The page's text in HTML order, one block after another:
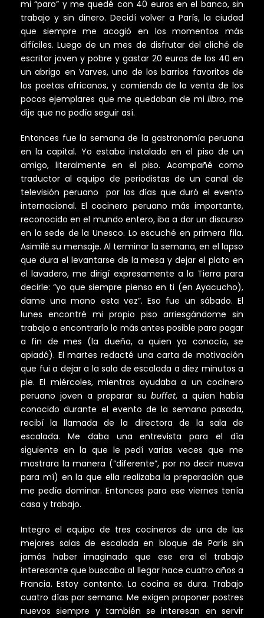
mi “paro” y me quedé con 40 euros en el banco, sin
trabajo y sin dinero. Decidí volver a París, la ciudad
que siempre me acogió en los momentos más
difíciles. Luego de un mes de disfrutar del cliché de
escritor joven y pobre y gastar 20 euros de los 40 en
un abrigo en Varves, uno de los barrios favoritos de
los poetas africanos, y comiendo de la venta de los
pocos ejemplares que me quedaban de mi libro, me
dije que no podía seguir así.
Entonces fue la semana de la gastronomía peruana
en la capital. Yo estaba instalado en el piso de un
amigo, literalmente en el piso. Acompañé como
traductor al equipo de periodistas de un canal de
televisión peruano por los días que duró el evento
internacional. El cocinero peruano más importante,
reconocido en el mundo entero, iba a dar un discurso
en la sede de la Unesco. Lo escuché en primera fila.
Asimilé su mensaje. Al terminar la semana, en el lapso
que dura el levantarse de la mesa y dejar el plato en
el lavadero, me dirigí expresamente a la Tierra para
decirle: “yo que siempre pienso en ti (en Ayacucho),
dame una mano esta vez”. Eso fue un sábado. El
lunes encontré mi propio piso arriesgándome sin
trabajo a encontrarlo lo más antes posible para pagar
a fin de mes (la dueña, a quien ya conocía, se
apiadó). El martes redacté una carta de motivación
que fui a dejar a la sala de escalada a diez minutos a
pie. El miércoles, mientras ayudaba a un cocinero
peruano joven a preparar subuffet, a quien había
conocido durante el evento de la semana pasada,
recibí la llamada de la directora de la sala de
escalada. Me daba una entrevista para el día
siguiente en la que le pedí varias veces que me
mostrara la manera (“diferente”, por no decir nueva
para mí) en la que ella realizaba la preparación que
me pedía dominar. Entonces para ese viernes tenía
casa y trabajo.
Integro el equipo de tres cocineros de una de las
mejores salas de escalada en bloque de París sin
jamás haber imaginado que ese era el trabajo
interesante que buscaba al llegar hace cuatro años a
Francia. Estoy contento. La cocina es dura. Trabajo
cuatro días por semana. Me exigen proponer postres
nuevos siempre y también se interesan en servir